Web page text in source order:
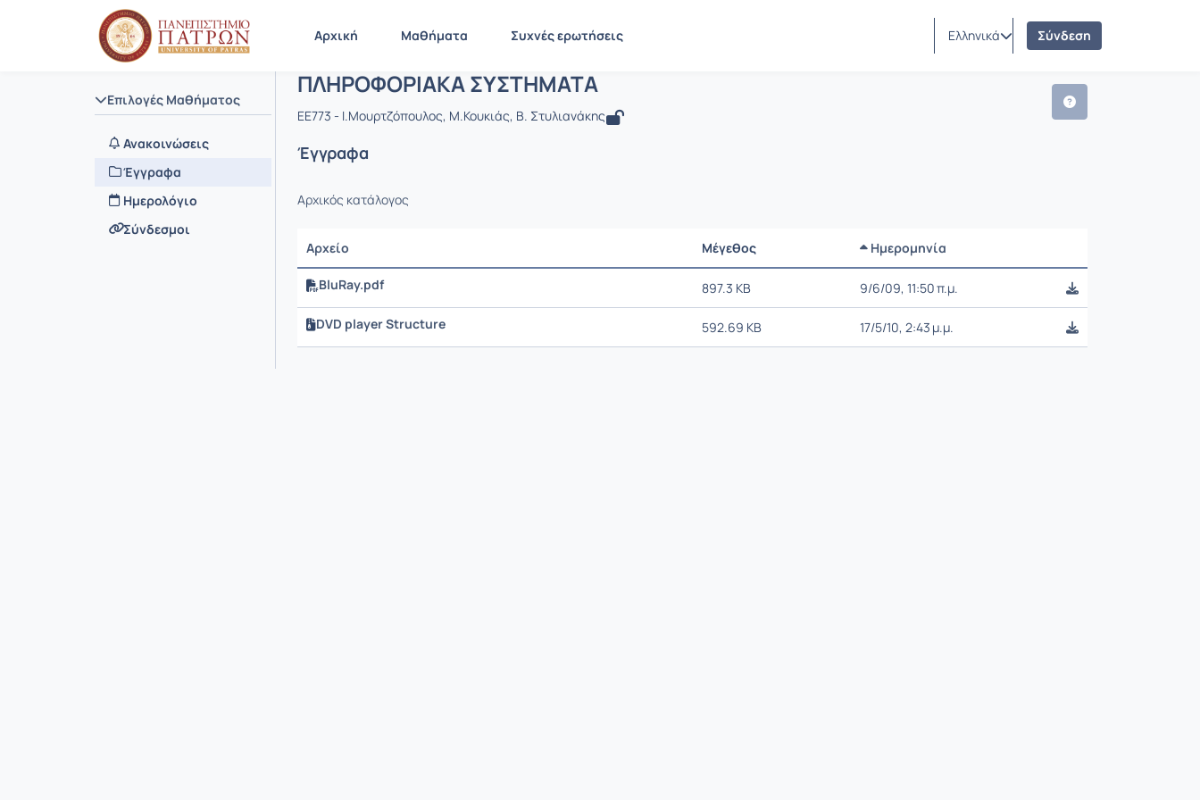
Αρχική Μαθήματα Συχνές ερωτήσεις Ελληνικά Σύνδεση
Επιλογές Μαθήματος
Ανακοινώσεις
Έγγραφα
Ημερολόγιο
Σύνδεσμοι
Αρχική Σελίδα ΠΛΗΡΟΦΟΡΙΑΚΑ ΣΥΣΤΗΜΑΤΑ Έγγραφα
Μάθημα : ΠΛΗΡΟΦΟΡΙΑΚΑ ΣΥΣΤΗΜΑΤΑ
Κωδικός : EE773
ΠΛΗΡΟΦΟΡΙΑΚΑ ΣΥΣΤΗΜΑΤΑ
EE773 - Ι.Μουρτζόπουλος, Μ.Κουκιάς, Β. Στυλιανάκης
Έγγραφα
Αρχικός κατάλογος
Αρχείο Μέγεθος Ημερομηνία
BluRay.pdf
897.3 KB 9/6/09, 11:50 π.μ.
DVD player Structure 592.69 KB 17/5/10, 2:43 μ.μ.